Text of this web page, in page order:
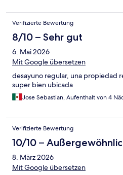
Verifizierte Bewertung
8/10 – Sehr gut
6. Mai 2026
Mit Google übersetzen
desayuno regular, una propiedad
super bien ubicada
Jose Sebastian, Aufenthalt von 4
Verifizierte Bewertung
10/10 –
8. März 2026
Mit Google übersetzen